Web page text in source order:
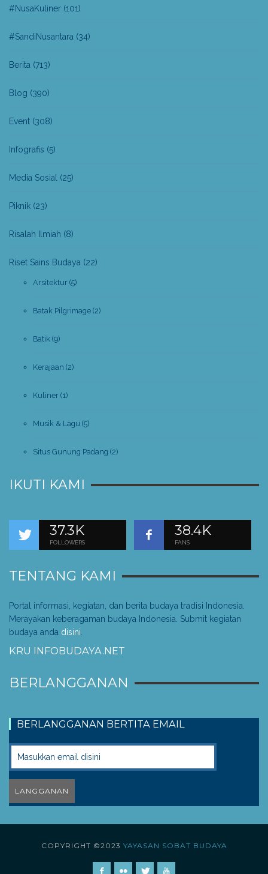
#NusaKuliner (101)
#SandiNusantara (34)
Berita (713)
Blog (390)
Event (308)
Infografis (5)
Media Sosial (25)
Piknik (23)
Risalah Ilmiah (8)
Riset Sains Budaya (22)
Arsitektur (5)
Batak Pilgrimage (2)
Batik (9)
Kerajaan (2)
Kuliner (1)
Musik & Lagu (5)
Situs Gunung Padang (2)
IKUTI KAMI
37.3K
FOLLOWERS
38.4K
FANS
TENTANG KAMI
Portal informasi, kegiatan, dan berita budaya tradisi Indonesia.
Merayakan keberagaman budaya Indonesia. Submit kegiatan
budaya anda disini.
KRU INFOBUDAYA.NET
BERLANGGANAN
BERLANGGANAN BERTITA EMAIL
COPYRIGHT ©2023 YAYASAN SOBAT BUDAYA